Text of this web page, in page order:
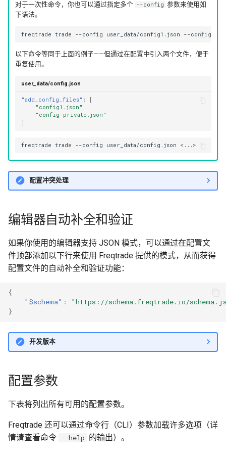
对于一次性命令，你也可以通过指定多个 --config 参数来使用如
下语法。
freqtrade trade --config user_data/config1.json --config
以下命令等同于上面的例子——但通过在配置中引入两个文件，便于
重复使用。
user_data/config.json
"add_config_files" :
[
"config1.json" ,
"config-private.json"
]
freqtrade trade --config user_data/config.json
配置冲突处理
编辑器自动补全和验证
如果你使用的编辑器支持 JSON 模式，可以通过在配置文
件顶部添加以下行来使用 Freqtrade 提供的模式，从而获得
配置文件的自动补全和验证功能：
{
"$schema" :
"https://schema.freqtrade.io/
}
开发版本
配置参数
下表将列出所有可用的配置参数。
Freqtrade 还可以通过命令行（CLI）参数加载许多选项（详
情请查看命令 --help 的输出）。